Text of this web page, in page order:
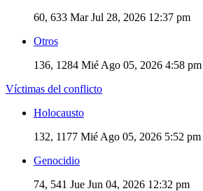
60, 633 Mar Jul 28, 2026 12:37 pm
Otros
136, 1284 Mié Ago 05, 2026 4:58 pm
Víctimas del conflicto
Holocausto
132, 1177 Mié Ago 05, 2026 5:52 pm
Genocidio
74, 541 Jue Jun 04, 2026 12:32 pm